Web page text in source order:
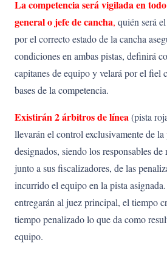
La competencia será vigilada en
general o jefe de cancha, quién será
por el correcto estado de la cancha
condiciones en ambas pistas, definirá
capitanes de equipo y velará por el fiel
bases de la competencia.
Existirán2árbitrosdelínea(pista
llevarán el control exclusivamente de
designados, siendo los responsables
junto a sus fiscalizadores, de las
incurrido el equipo en la pista
entregarán al juez principal, el tiempo
tiempo penalizado lo que da como
equipo.